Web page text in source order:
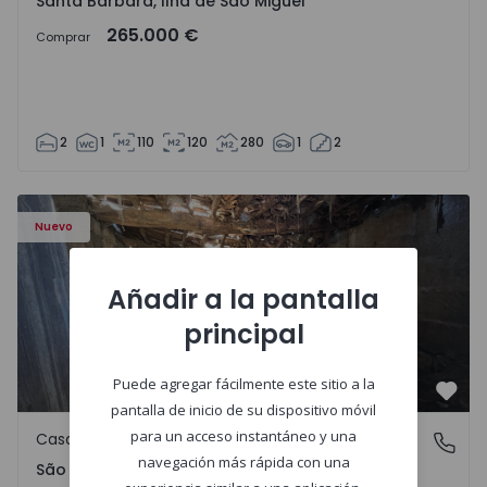
Comprar 265.000 €
2 1 110 120 280 1 2
Nuevo
Casa Vila Real, São Tomé do Castelo e Justes - 1575189 - 1
São Tomé do Castelo e Justes, Vila Real
Casa de Campo
São Tomé do Castelo e Justes, Vila Real
Añadir a la pantalla
principal
Puede agregar fácilmente este sitio a la
pantalla de inicio de su dispositivo móvil
para un acceso instantáneo y una
navegación más rápida con una